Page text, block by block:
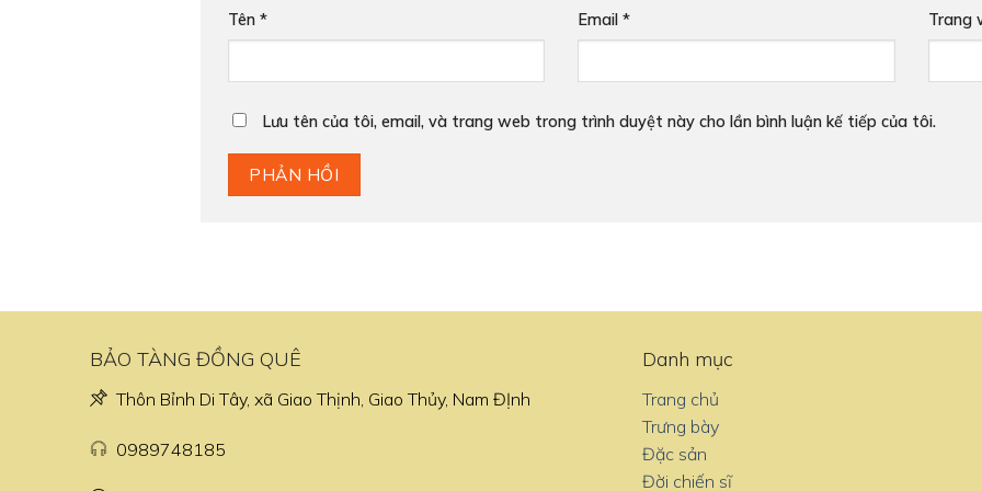
Tên * Email* Trang
Lưu tên của tôi, email, và trang web trong trình duyệt này cho lần bình luận kế tiếp của tôi.
BẢO TÀNG ĐỒNG QUÊ
Thôn Bỉnh Di Tây, xã Giao Thịnh, Giao Thủy, Nam ĐỊnh
0989748185
Danh mục
Trang chủ
Trưng bày
Đặc sản
Đời chiến sĩ